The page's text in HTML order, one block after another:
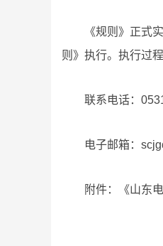
《规则》正式
则》执行。执行过
联系电话：
电子邮箱：
附件：《山东